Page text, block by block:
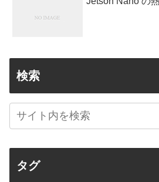
検索
タグ